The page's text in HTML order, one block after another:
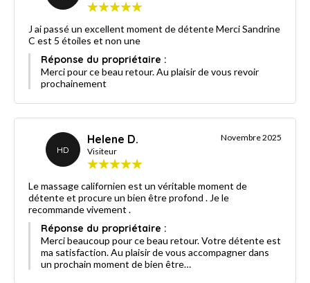
J ai passé un excellent moment de détente Merci Sandrine
C est 5 étoiles et non une
Réponse du propriétaire :
Merci pour ce beau retour. Au plaisir de vous revoir
prochainement
HD
Helene D.
Visiteur
Novembre 2025
Le massage californien est un véritable moment de
détente et procure un bien être profond . Je le
recommande vivement .
Réponse du propriétaire :
Merci beaucoup pour ce beau retour. Votre détente est
ma satisfaction. Au plaisir de vous accompagner dans
un prochain moment de bien être…